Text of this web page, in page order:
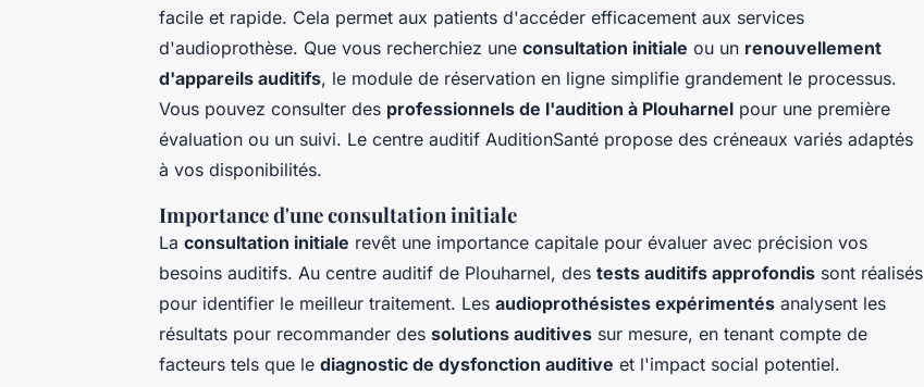
facile et rapide. Cela permet aux patients d'accéder efficacement aux services
d'audioprothèse. Que vous recherchiez une consultation initiale ou un renouvellement
d'appareils auditifs, le module de réservation en ligne simplifie grandement le processus.
Vous pouvez consulter des professionnels de l'audition à Plouharnel pour une première
évaluation ou un suivi. Le centre auditif AuditionSanté propose des créneaux variés adaptés
à vos disponibilités.
Importance d'une consultation initiale
La consultation initiale revêt une importance capitale pour évaluer avec précision vos
besoins auditifs. Au centre auditif de Plouharnel, des tests auditifs approfondis sont réalisés
pour identifier le meilleur traitement. Les audioprothésistes expérimentés analysent les
résultats pour recommander des solutions auditives sur mesure, en tenant compte de
facteurs tels que le diagnostic de dysfonction auditive et l'impact social potentiel.